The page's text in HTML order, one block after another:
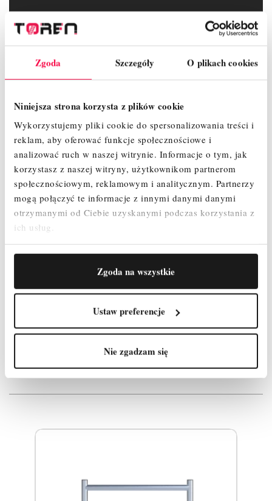
Zgoda Szczegóły O plikach cookies
Niniejsza strona korzysta z plików cookie
Wykorzystujemy pliki cookie do spersonalizowania treści i
reklam, aby oferować funkcje społecznościowe i
analizować ruch w naszej witrynie. Informacje o tym, jak
korzystasz z naszej witryny, użytkownikom partnerom
społecznościowym, reklamowym i analitycznym. Partnerzy
mogą połączyć te informacje z innymi danymi danymi
otrzymanymi od Ciebie uzyskanymi podczas korzystania z
ich usług.
Zgoda na wszystkie
Ustaw preferencje
Nie zgadzam się
ZAŁĄCZNIKI
OPINIE
W magazynie998 Przedmioty
Produkty, które mogą Cię
zainteresować